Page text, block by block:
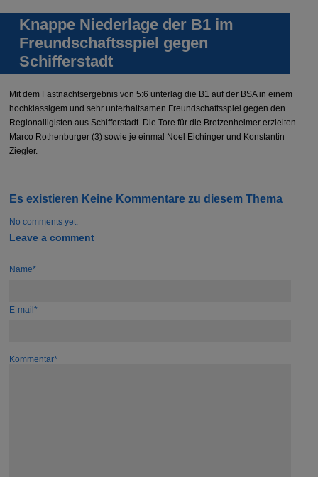
Knappe Niederlage der B1 im
Freundschaftsspiel gegen
Schifferstadt
Mit dem Fastnachtsergebnis von 5:6 unterlag die B1 auf der BSA in einem
hochklassigem und sehr unterhaltsamen Freundschaftsspiel gegen den
Regionalligisten aus Schifferstadt. Die Tore für die Bretzenheimer erzielten
Marco Rothenburger (3) sowie je einmal Noel Eichinger und Konstantin
Ziegler.
Es existieren Keine Kommentare zu diesem Thema
No comments yet.
Leave a comment
Name*
E-mail*
Kommentar*